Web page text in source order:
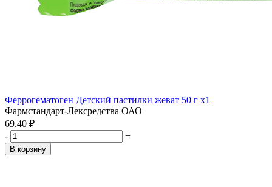
Феррогематоген Детский пастилки жеват 50 г x1
Фармстандарт-Лексредства ОАО
69.40 ₽
-
+
В корзину